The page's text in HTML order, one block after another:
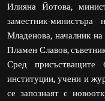
Илияна Йотова,
заместник-
Младенова, началник
Пламен Славов,
Сред присъстващите
институции, учени и
се запознаят с